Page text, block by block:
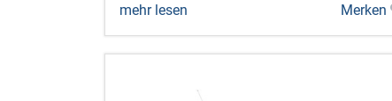
mehr lesen
Merken